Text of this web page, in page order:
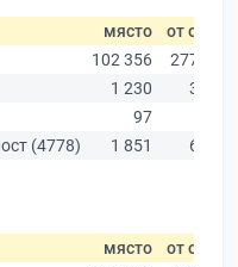
място
от общо
102 356
277 019
1 230
3 535
97
(4778)
1 851 6 089
място
от общо